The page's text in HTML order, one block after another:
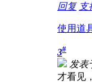
回复 支
使用道
3#
发表
才看见